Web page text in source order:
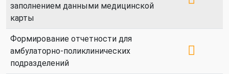
заполнением данными медицинской
карты
Формирование отчетности для
амбулаторно-поликлинических
подразделений